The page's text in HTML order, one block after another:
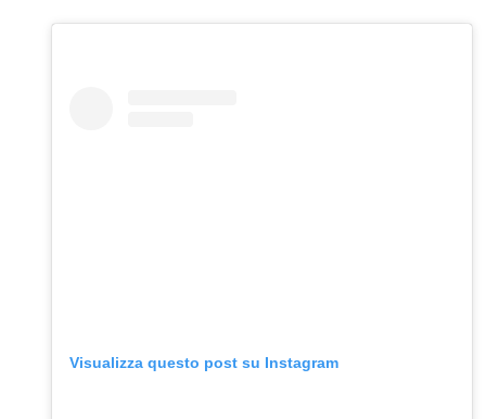
Visualizza questo post su Instagram